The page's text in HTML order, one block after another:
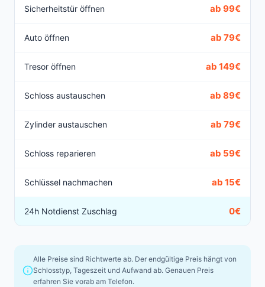
Sicherheitstür öffnen ab 99€
Auto öffnen ab 79€
Tresor öffnen ab 149€
Schloss austauschen ab 89€
Zylinder austauschen ab 79€
Schloss reparieren ab 59€
Schlüssel nachmachen ab 15€
24h Notdienst Zuschlag 0€
Alle Preise sind Richtwerte ab. Der endgültige Preis hängt von
Schlosstyp, Tageszeit und Aufwand ab. Genauen Preis
erfahren Sie vorab am Telefon.